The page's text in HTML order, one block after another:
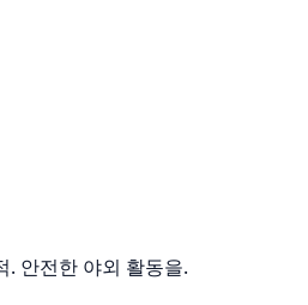
. 안전한 야외 활동을.